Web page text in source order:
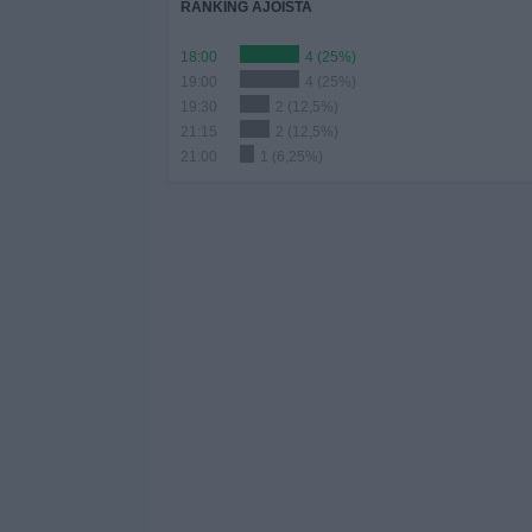
RANKING AJOISTA
18:00
4 (25%)
19:00
4 (25%)
19:30
2 (12,5%)
21:15
2 (12,5%)
21:00
1 (6,25%)